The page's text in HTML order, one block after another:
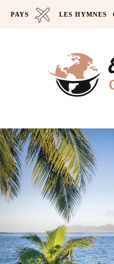
PAYS LES HYMNES